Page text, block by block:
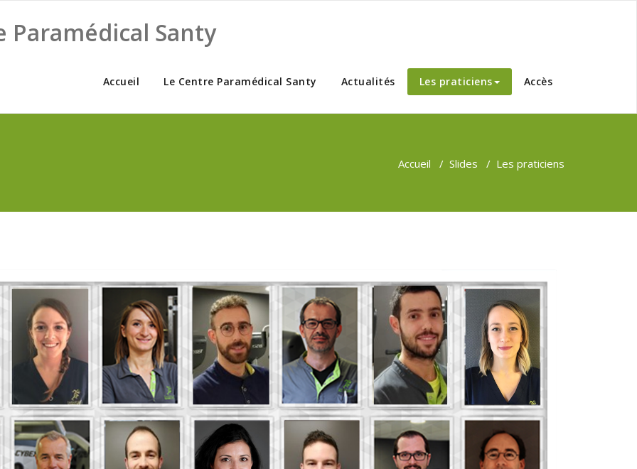
Paramédical Santy
Accueil Le Centre Paramédical Santy Actualités Les praticiens Accès
Accueil / Slides / Les praticiens